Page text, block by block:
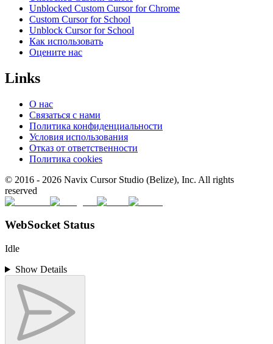
Unblocked Custom Cursor for Chrome
Custom Cursor for School
Unblock Cursor for School
Как использовать
Оцените нас
Links
О нас
Связаться с нами
Политика конфиденциальности
Условия использования
Отказ от ответственности
Политика cookies
© 2016 - 2026 Navix Cursor Studio (Belize), Inc. All rights
reserved
WebSocket Status
Idle
Show Details